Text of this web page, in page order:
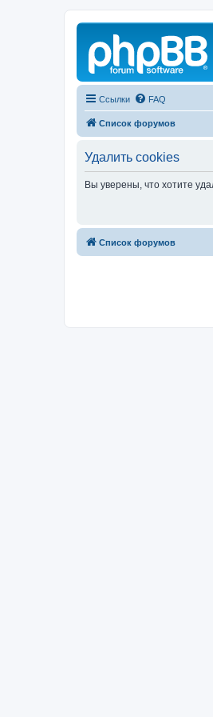
Ссылки FAQ
Список форумов
Удалить cookies
Вы уверены, что хотите
Список форумов